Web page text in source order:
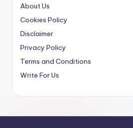
About Us
Cookies Policy
Disclaimer
Privacy Policy
Terms and Conditions
Write For Us